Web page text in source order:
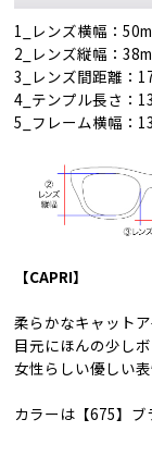
1_レンズ横幅：
2_レンズ縦幅：
3_レンズ間距離：
4_テンプル長さ：
5_フレーム横幅：
【CAPRI】
柔らかなキャット
目元にほんの少し
女性らしい優しい
カラーは【675】ブ